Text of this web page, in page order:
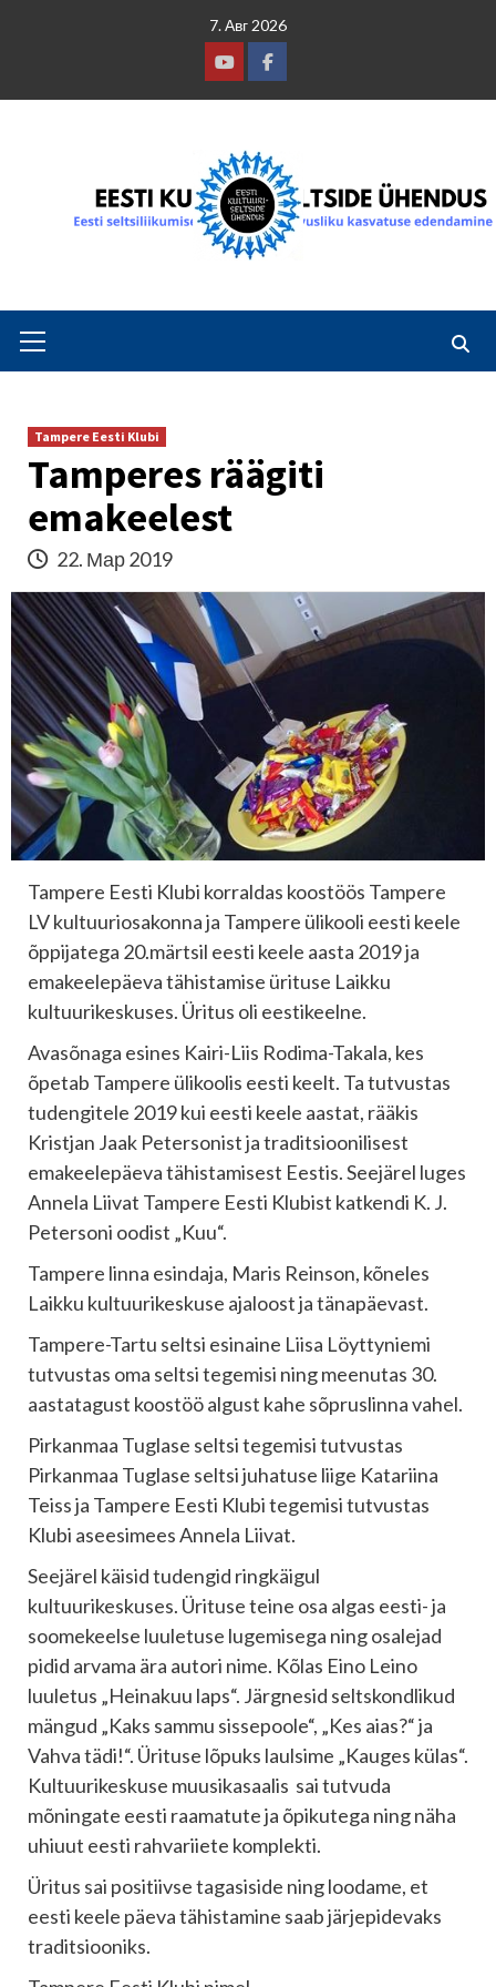
7. Авг 2026
YoutubeFacebook
Menu
Tampere Eesti Klubi
Tamperes räägiti
emakeelest
22. Мар 2019
Tampere Eesti Klubi korraldas koostöös Tampere
LV kultuuriosakonna ja Tampere ülikooli eesti keele
õppijatega 20.märtsil eesti keele aasta 2019 ja
emakeelepäeva tähistamise ürituse Laikku
kultuurikeskuses. Üritus oli eestikeelne.
Avasõnaga esines Kairi-Liis Rodima-Takala, kes
õpetab Tampere ülikoolis eesti keelt. Ta tutvustas
tudengitele 2019 kui eesti keele aastat, rääkis
Kristjan Jaak Petersonist ja traditsioonilisest
emakeelepäeva tähistamisest Eestis. Seejärel luges
Annela Liivat Tampere Eesti Klubist katkendi K. J.
Petersoni oodist „Kuu“.
Tampere linna esindaja, Maris Reinson, kõneles
Laikku kultuurikeskuse ajaloost ja tänapäevast.
Tampere-Tartu seltsi esinaine Liisa Löyttyniemi
tutvustas oma seltsi tegemisi ning meenutas 30.
aastatagust koostöö algust kahe sõpruslinna vahel.
Pirkanmaa Tuglase seltsi tegemisi tutvustas
Pirkanmaa Tuglase seltsi juhatuse liige Katariina
Teiss ja Tampere Eesti Klubi tegemisi tutvustas
Klubi aseesimees Annela Liivat.
Seejärel käisid tudengid ringkäigul
kultuurikeskuses. Ürituse teine osa algas eesti- ja
soomekeelse luuletuse lugemisega ning osalejad
pidid arvama ära autori nime. Kõlas Eino Leino
luuletus „Heinakuu laps“. Järgnesid seltskondlikud
mängud „Kaks sammu sissepoole“, „Kes aias?“ ja
Vahva tädi!“. Ürituse lõpuks laulsime „Kauges külas“.
Kultuurikeskuse muusikasaalis sai tutvuda
mõningate eesti raamatute ja õpikutega ning näha
uhiuut eesti rahvariiete komplekti.
Üritus sai positiivse tagasiside ning loodame, et
eesti keele päeva tähistamine saab järjepidevaks
traditsiooniks.